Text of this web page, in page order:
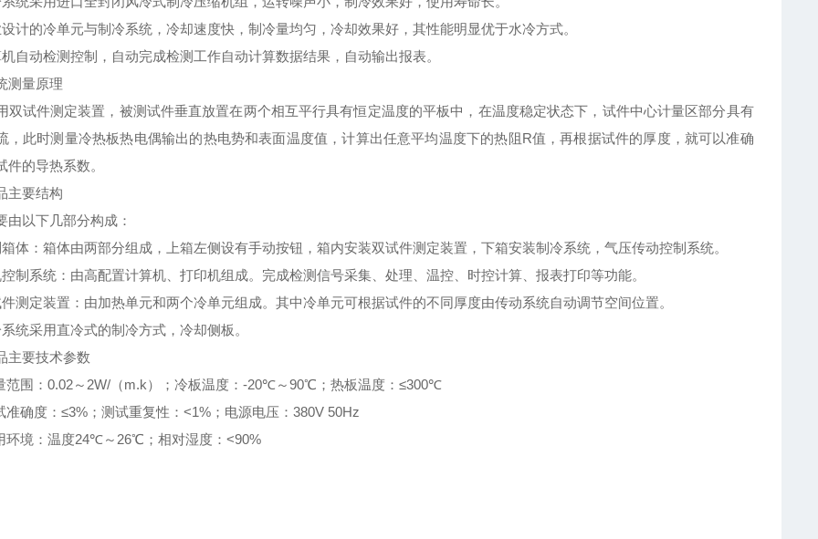
计的冷单元与制冷系统，冷却速度快，制冷量均匀，冷却效果好，其性能明显优于水冷方式。
自动检测控制，自动完成检测工作自动计算数据结果，自动输出报表。
测量原理
双试件测定装置，被测试件垂直放置在两个相互平行具有恒定温度的平板中，在温度稳定状态下，试件中心计量区部分具有
，此时测量冷热板热电偶输出的热电势和表面温度值，计算出任意平均温度下的热阻R值，再根据试件的厚度，就可以准确
件的导热系数。
主要结构
由以下几部分构成：
体：箱体由两部分组成，上箱左侧设有手动按钮，箱内安装双试件测定装置，下箱安装制冷系统，气压传动控制系统。
制系统：由高配置计算机、打印机组成。完成检测信号采集、处理、温控、时控计算、报表打印等功能。
测定装置：由加热单元和两个冷单元组成。其中冷单元可根据试件的不同厚度由传动系统自动调节空间位置。
统采用直冷式的制冷方式，冷却侧板。
主要技术参数
范围：0.02～ 2W/ （m.k）；冷板温度：-20℃～90℃；热板温度：≤300℃
准确度：≤3% ；测试重复性：<1% ；电源电压：380V 50Hz
环境：温度24℃～ 26℃；相对湿度：<90%